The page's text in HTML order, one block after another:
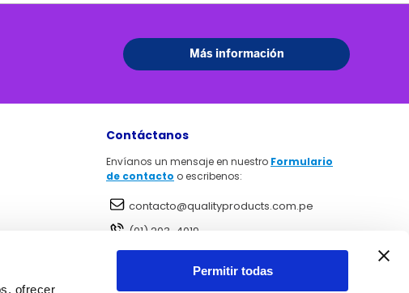
ofrecer
Permitir todas
Contáctanos
Envíanos un mensaje en nuestro Formulario
de contacto o escribenos:
contacto@qualityproducts.com.pe
(01) 203-4019
Realiza tu pago de forma seguras